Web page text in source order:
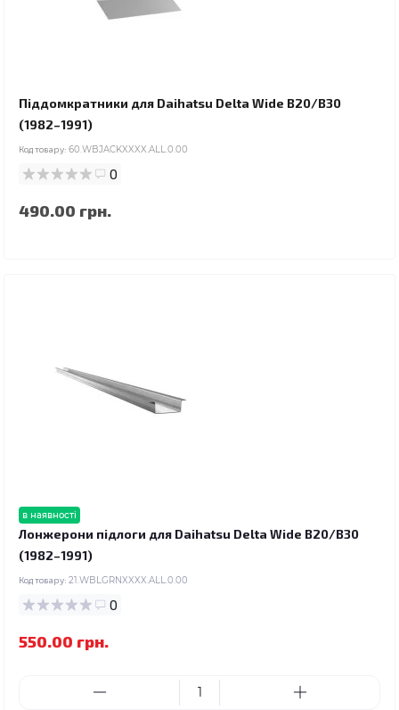
Піддомкратники для Daihatsu Delta Wide B20/B30
(1982–1991)
Код товару: 60.WBJACKXXXX.ALL.0.00
0
490.00 грн.
в наявності
Лонжерони підлоги для Daihatsu Delta Wide B20/B30
(1982–1991)
Код товару: 21.WBLGRNXXXX.ALL.0.00
0
550.00 грн.